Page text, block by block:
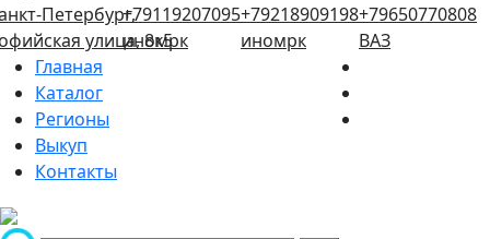
Петербург,
улица, 8к5
+79119207095
иномрк
+79218909198
иномрк
+79650770808
ВАЗ
Главная
Каталог
Регионы
Выкуп
Контакты